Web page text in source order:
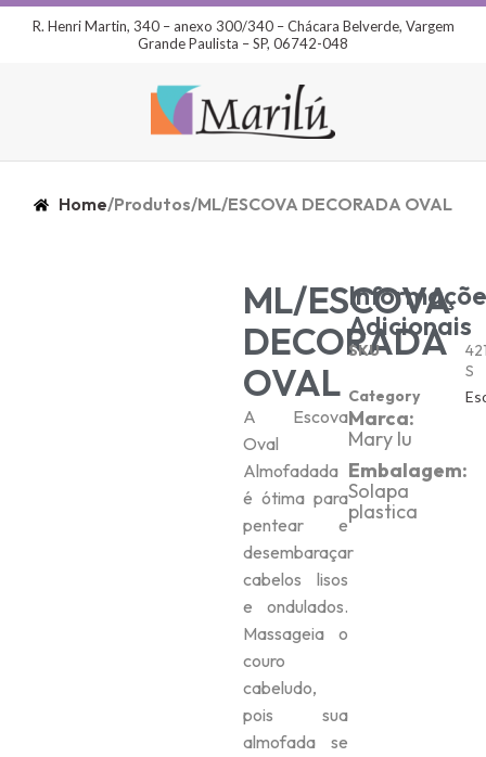
R. Henri Martin, 340 – anexo 300/340 – Chácara Belverde, Vargem
Grande Paulista – SP, 06742-048
Home/Produtos/ML/ESCOVA DECORADA OVAL
ML/ESCOVA
DECORADA
OVAL
A Escova
Oval
Almofadada
é ótima para
pentear e
desembaraçar
cabelos lisos
e ondulados.
Massageia o
couro
cabeludo,
pois sua
almofada se
Adicionais
SKU
S
Category
Marca:
Mary lu
Embalagem:
Solapa
plastica